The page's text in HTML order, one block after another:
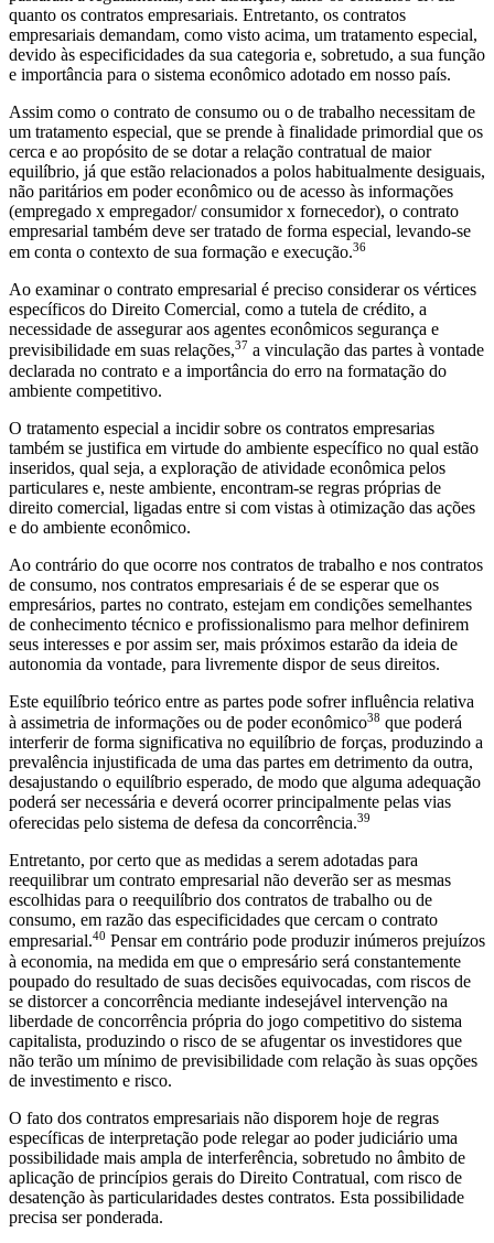
quanto os contratos empresariais. Entretanto, os contratos
empresariais demandam, como visto acima, um tratamento especial,
devido às especificidades da sua categoria e, sobretudo, a sua função
e importância para o sistema econômico adotado em nosso país.
Assim como o contrato de consumo ou o de trabalho necessitam de
um tratamento especial, que se prende à finalidade primordial que os
cerca e ao propósito de se dotar a relação contratual de maior
equilíbrio, já que estão relacionados a polos habitualmente desiguais,
não paritários em poder econômico ou de acesso às informações
(empregado x empregador/ consumidor x fornecedor), o contrato
empresarial também deve ser tratado de forma especial, levando-se
em conta o contexto de sua formação e execução.36
Ao examinar o contrato empresarial é preciso considerar os vértices
específicos do Direito Comercial, como a tutela de crédito, a
necessidade de assegurar aos agentes econômicos segurança e
previsibilidade em suas relações,37 a vinculação das partes à vontade
declarada no contrato e a importância do erro na formatação do
ambiente competitivo.
O tratamento especial a incidir sobre os contratos empresarias
também se justifica em virtude do ambiente específico no qual estão
inseridos, qual seja, a exploração de atividade econômica pelos
particulares e, neste ambiente, encontram-se regras próprias de
direito comercial, ligadas entre si com vistas à otimização das ações
e do ambiente econômico.
Ao contrário do que ocorre nos contratos de trabalho e nos contratos
de consumo, nos contratos empresariais é de se esperar que os
empresários, partes no contrato, estejam em condições semelhantes
de conhecimento técnico e profissionalismo para melhor definirem
seus interesses e por assim ser, mais próximos estarão da ideia de
autonomia da vontade, para livremente dispor de seus direitos.
Este equilíbrio teórico entre as partes pode sofrer influência relativa
à assimetria de informações ou de poder econômico38 que poderá
interferir de forma significativa no equilíbrio de forças, produzindo a
prevalência injustificada de uma das partes em detrimento da outra,
desajustando o equilíbrio esperado, de modo que alguma adequação
poderá ser necessária e deverá ocorrer principalmente pelas vias
oferecidas pelo sistema de defesa da concorrência.39
Entretanto, por certo que as medidas a serem adotadas para
reequilibrar um contrato empresarial não deverão ser as mesmas
escolhidas para o reequilíbrio dos contratos de trabalho ou de
consumo, em razão das especificidades que cercam o contrato
empresarial.40 Pensar em contrário pode produzir inúmeros prejuízos
à economia, na medida em que o empresário será constantemente
poupado do resultado de suas decisões equivocadas, com riscos de
se distorcer a concorrência mediante indesejável intervenção na
liberdade de concorrência própria do jogo competitivo do sistema
capitalista, produzindo o risco de se afugentar os investidores que
não terão um mínimo de previsibilidade com relação às suas opções
de investimento e risco.
O fato dos contratos empresariais não disporem hoje de regras
específicas de interpretação pode relegar ao poder judiciário uma
possibilidade mais ampla de interferência, sobretudo no âmbito de
aplicação de princípios gerais do Direito Contratual, com risco de
desatenção às particularidades destes contratos. Esta possibilidade
precisa ser ponderada.